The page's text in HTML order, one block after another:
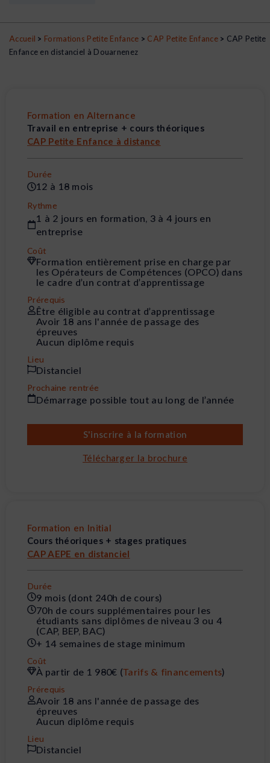
Accueil > Formations Petite Enfance > CAP Petite Enfance> CAP Petite
Enfance en distanciel à Douarnenez
Formation en Alternance
Travail en entreprise + cours théoriques
CAP Petite Enfance à distance
Durée
12 à 18 mois
Rythme
1 à 2 jours en formation, 3 à 4 jours en
entreprise
Coût
Formation entièrement prise en charge par
les Opérateurs de Compétences (OPCO) dans
le cadre d’un contrat d’apprentissage
Prérequis
Être éligible au contrat d’apprentissage
Avoir 18 ans l'année de passage des
épreuves
Aucun diplôme requis
Lieu
Distanciel
Prochaine rentrée
Démarrage possible tout au long de l’année
S'inscrire à la formation
Télécharger la brochure
Formation en Initial
Cours théoriques + stages pratiques
CAP AEPE en distanciel
Durée
9 mois (dont 240h de cours)
70h de cours supplémentaires pour les
étudiants sans diplômes de niveau 3 ou 4
(CAP, BEP, BAC)
+ 14 semaines de stage minimum
Coût
À partir de 1 980€ (Tarifs & financements)
Prérequis
Avoir 18 ans l'année de passage des
épreuves
Aucun diplôme requis
Lieu
Distanciel